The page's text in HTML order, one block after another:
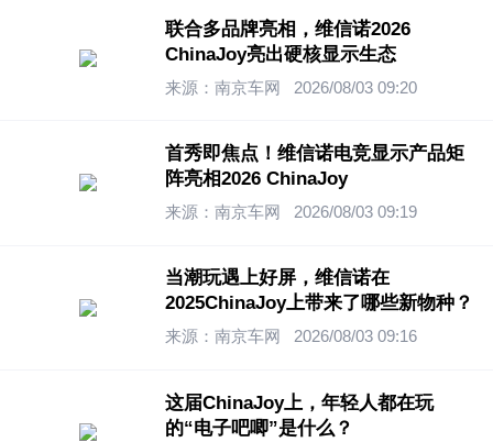
联合多品牌亮相，维信诺2026
ChinaJoy亮出硬核显示生态
来源：南京车网 2026/08/03 09:20
首秀即焦点！维信诺电竞显示产品矩
阵亮相2026 ChinaJoy
来源：南京车网 2026/08/03 09:19
当潮玩遇上好屏，维信诺在
2025ChinaJoy上带来了哪些新物种？
来源：南京车网 2026/08/03 09:16
这届ChinaJoy上，年轻人都在玩
的“电子吧唧”是什么？